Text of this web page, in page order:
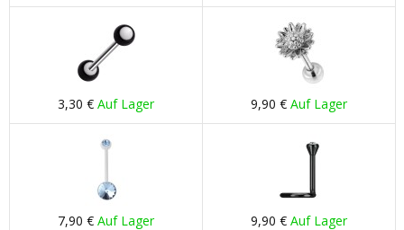
3,30 € Auf Lager 9,90 € Auf Lager
7,90 € Auf Lager 9,90 € Auf Lager